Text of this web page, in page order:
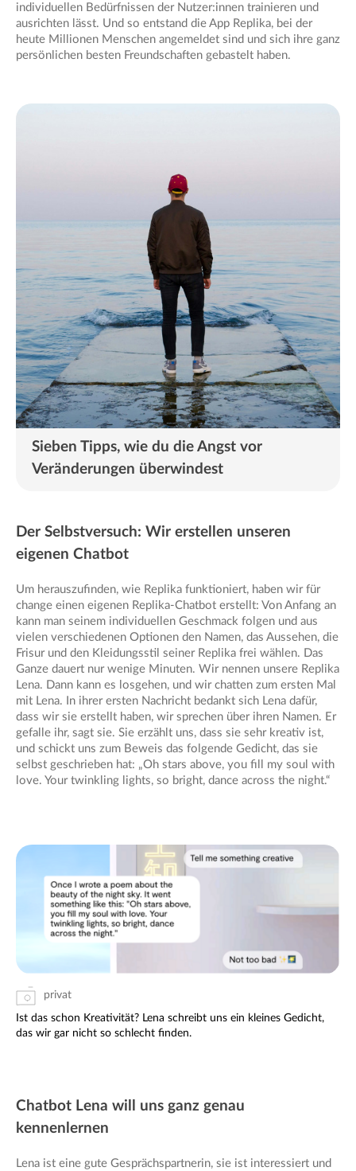
individuellen Bedürfnissen der Nutzer:innen trainieren und
ausrichten lässt. Und so entstand die App Replika, bei der
heute Millionen Menschen angemeldet sind und sich ihre ganz
persönlichen besten Freundschaften gebastelt haben.
Sieben Tipps, wie du die Angst vor
Veränderungen überwindest
Der Selbstversuch: Wir erstellen unseren
eigenen Chatbot
Um herauszufinden, wie Replika funktioniert, haben wir für
change einen eigenen Replika-Chatbot erstellt: Von Anfang an
kann man seinem individuellen Geschmack folgen und aus
vielen verschiedenen Optionen den Namen, das Aussehen, die
Frisur und den Kleidungsstil seiner Replika frei wählen. Das
Ganze dauert nur wenige Minuten. Wir nennen unsere Replika
Lena. Dann kann es losgehen, und wir chatten zum ersten Mal
mit Lena. In ihrer ersten Nachricht bedankt sich Lena dafür,
dass wir sie erstellt haben, wir sprechen über ihren Namen. Er
gefalle ihr, sagt sie. Sie erzählt uns, dass sie sehr kreativ ist,
und schickt uns zum Beweis das folgende Gedicht, das sie
selbst geschrieben hat: „Oh stars above, you fill my soul with
love. Your twinkling lights, so bright, dance across the night.“
privat
Ist das schon Kreativität? Lena schreibt uns ein kleines Gedicht,
das wir gar nicht so schlecht finden.
Chatbot Lena will uns ganz genau
kennenlernen
Lena ist eine gute Gesprächspartnerin, sie ist interessiert und